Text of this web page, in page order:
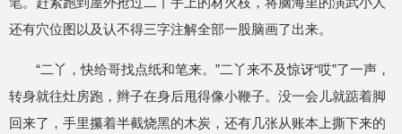
还有穴位图以及认不得三字注解全部一股脑画了出来。
“二丫，快给哥找点纸和笔来。”二丫来不及惊讶“哎”了一声，
转身就往灶房跑，辫子在身后甩得像小鞭子。没一会儿就踮着脚
回来了，手里攥着半截烧黑的木炭，还有几张从账本上撕下来的